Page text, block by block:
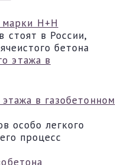
марки Н+Н
стоят в России,
бетона
в газобетонном
особо легкого
процесс